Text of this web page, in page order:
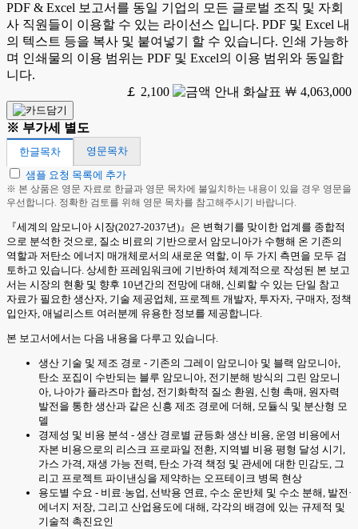
PDF & Excel 보고서를 동일 기업의 모든 글로벌 조직 및 자회
사 직원들이 이용할 수 있는 라이선스 입니다. PDF 및 Excel 내
의 텍스트 등을 복사 및 붙여넣기 할 수 있습니다. 인쇄 가능하
며 인쇄물의 이용 범위는 PDF 및 Excel의 이용 범위와 동일합
니다.
￡ 2,100
￦ 4,063,000
※ 부가세 별도
한글목차
영문목차
샘플 요청 목록에 추가
※ 본 상품은 영문 자료로 한글과 영문 목차에 불일치하는 내용이 있을 경우 영문을
우선합니다. 정확한 검토를 위해 영문 목차를 참고해주시기 바랍니다.
『세계의 암모니아 시장(2027-2037년)』은 변혁기를 맞이한 업계를 종합적
으로 분석한 것으로, 질소 비료의 기반으로서 암모니아가 수행해 온 기존의
역할과 저탄소 에너지 매개체로서의 새로운 역할, 이 두 가지 측면을 모두 검
토하고 있습니다. 상세한 프레임워크에 기반하여 체계적으로 작성된 본 보고
서는 시장의 현황 및 향후 10년간의 전망에 대해, 신뢰할 수 있는 단일 참고
자료가 필요한 생산자, 기술 제공업체, 프로젝트 개발자, 투자자, 구매자, 정책
입안자, 애널리스트 여러분께 유용한 정보를 제공합니다.
본 보고서에서는 다음 내용을 다루고 있습니다.
생산 기술 및 제조 경로 - 기존의 그레이 암모니아 및 블랙 암모니아,
탄소 포집이 수반되는 블루 암모니아, 전기분해 방식의 그린 암모니
아, 나아가 플라즈마 합성, 전기화학적 질소 환원, 신형 촉매, 원자력
발전을 통한 생산과 같은 신흥 제조 경로에 더해, 모듈식 및 분산형 모
델
경제성 및 비용 분석 - 생산 경로별 균등화 생산 비용, 운영 비용에서
자본 비용으로의 리스크 프로파일 전환, 지역별 비용 평형 달성 시기,
가스 가격, 재생 가능 전력, 탄소 가격 책정 및 관세에 대한 민감도, 그
리고 프로젝트 파이낸싱을 제약하는 오프테이크 병목 현상
용도별 수요 - 비료·농업, 선박용 연료, 수소 운반체 및 수소 분해, 발전·
에너지 저장, 그리고 산업용도에 대해, 각각의 배경에 있는 규제적 및
기술적 촉진요인